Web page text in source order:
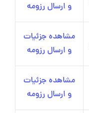
و ارسال رزومه
مشاهده جزئیات
و ارسال رزومه
مشاهده جزئیات
و ارسال رزومه